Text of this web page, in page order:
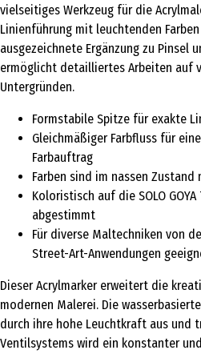
vielseitiges Werkzeug für die
Linienführung mit leuchtenden
ausgezeichnete Ergänzung zu Pinsel
ermöglicht detailliertes Arbeiten auf
Untergründen.
Formstabile Spitze für exakte
Gleichmäßiger Farbfluss für
Farbauftrag
Farben sind im nassen
Koloristisch auf die SOLO
abgestimmt
Für diverse Maltechniken von
Street-Art-Anwendungen
Dieser Acrylmarker erweitert die
modernen Malerei. Die
durch ihre hohe Leuchtkraft aus und
Ventilsystems wird ein konstanter